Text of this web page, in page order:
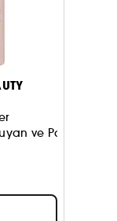
ve Parlaklık